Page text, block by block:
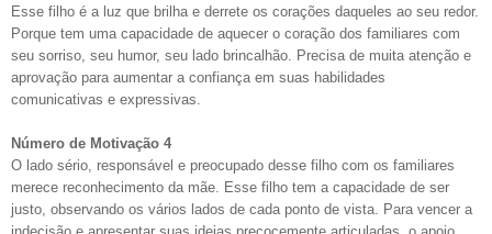
Esse filho é a luz que brilha e derrete os corações daqueles ao seu redor.
Porque tem uma capacidade de aquecer o coração dos familiares com
seu sorriso, seu humor, seu lado brincalhão. Precisa de muita atenção e
aprovação para aumentar a confiança em suas habilidades
comunicativas e expressivas.
Número de Motivação 4
O lado sério, responsável e preocupado desse filho com os familiares
merece reconhecimento da mãe. Esse filho tem a capacidade de ser
justo, observando os vários lados de cada ponto de vista. Para vencer a